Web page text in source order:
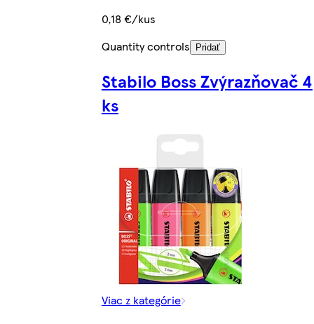
0,18 €/kus
Quantity controls
Pridať
Stabilo Boss Zvýrazňovač 4
ks
Viac z kategórie